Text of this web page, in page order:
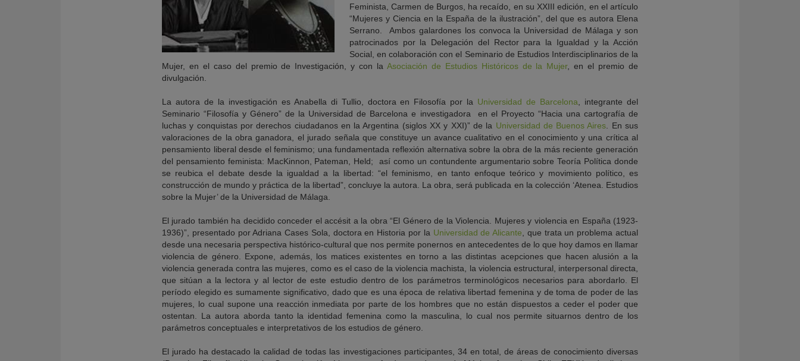
Feminista, Carmen de Burgos, ha recaído, en su XXIII edición, en el artículo
“Mujeres y Ciencia en la España de la ilustración”, del que es autora Elena
Serrano. Ambos galardones los convoca la Universidad de Málaga y son
patrocinados por la Delegación del Rector para la Igualdad y la Acción
Social, en colaboración con el Seminario de Estudios Interdisciplinarios de la
Mujer, en el caso del premio de Investigación, y con la Asociación de Estudios Históricos de la Mujer, en el premio de
divulgación.
La autora de la investigación es Anabella di Tullio, doctora en Filosofía por la Universidad de Barcelona , integrante del
Seminario “Filosofía y Género” de la Universidad de Barcelona e investigadora en el Proyecto “Hacia una cartografía de
luchas y conquistas por derechos ciudadanos en la Argentina (siglos XX y XXI)” de la Universidad de Buenos Aires . En sus
valoraciones de la obra ganadora, el jurado señala que constituye un avance cualitativo en el conocimiento y una crítica al
pensamiento liberal desde el feminismo; una fundamentada reflexión alternativa sobre la obra de la más reciente generación
del pensamiento feminista: MacKinnon, Pateman, Held; así como un contundente argumentario sobre Teoría Política donde
se reubica el debate desde la igualdad a la libertad: “el feminismo, en tanto enfoque teórico y movimiento político, es
construcción de mundo y práctica de la libertad”, concluye la autora. La obra, será publicada en la colección ‘Atenea. Estudios
sobre la Mujer’ de la Universidad de Málaga.
El jurado también ha decidido conceder el accésit a la obra “El Género de la Violencia. Mujeres y violencia en España (1923-
1936)”, presentado por Adriana Cases Sola, doctora en Historia por la Universidad de Alicante , que trata un problema actual
desde una necesaria perspectiva histórico-cultural que nos permite ponernos en antecedentes de lo que hoy damos en llamar
violencia de género. Expone, además, los matices existentes en torno a las distintas acepciones que hacen alusión a la
violencia generada contra las mujeres, como es el caso de la violencia machista, la violencia estructural, interpersonal directa,
que sitúan a la lectora y al lector de este estudio dentro de los parámetros terminológicos necesarios para abordarlo. El
período elegido es sumamente significativo, dado que es una época de relativa libertad femenina y de toma de poder de las
mujeres, lo cual supone una reacción inmediata por parte de los hombres que no están dispuestos a ceder el poder que
ostentan. La autora aborda tanto la identidad femenina como la masculina, lo cual nos permite situarnos dentro de los
parámetros conceptuales e interpretativos de los estudios de género.
El jurado ha destacado la calidad de todas las investigaciones participantes, 34 en total, de áreas de conocimiento diversas